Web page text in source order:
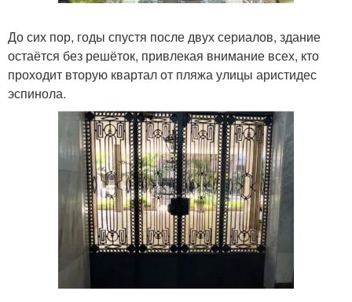
До сих пор, годы спустя после двух сериалов, здание
остаётся без решёток, привлекая внимание всех, кто
проходит вторую квартал от пляжа улицы аристидес
эспинола.